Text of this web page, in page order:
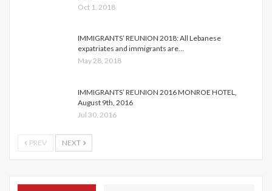
Oct 1, 2018
IMMIGRANTS’ REUNION 2018: All Lebanese
expatriates and immigrants are…
May 28, 2018
IMMIGRANTS’ REUNION 2016 MONROE HOTEL,
August 9th, 2016
Jul 30, 2016
PREV NEXT